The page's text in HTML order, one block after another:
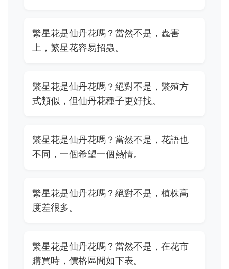
繁星花是仙丹花嗎？當然不是，蟲害
上，繁星花容易招蟲。
繁星花是仙丹花嗎？絕對不是，繁殖方
式類似，但仙丹花種子更好找。
繁星花是仙丹花嗎？當然不是，花語也
不同，一個希望一個熱情。
繁星花是仙丹花嗎？絕對不是，植株高
度差很多。
繁星花是仙丹花嗎？當然不是，在花市
購買時，價格區間如下表。